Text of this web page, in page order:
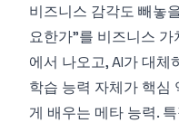
비즈니스 감각도 빼놓
요한가"를 비즈니스 가
에서 나오고, AI가 대체
학습 능력 자체가 핵심
게 배우는 메타 능력.